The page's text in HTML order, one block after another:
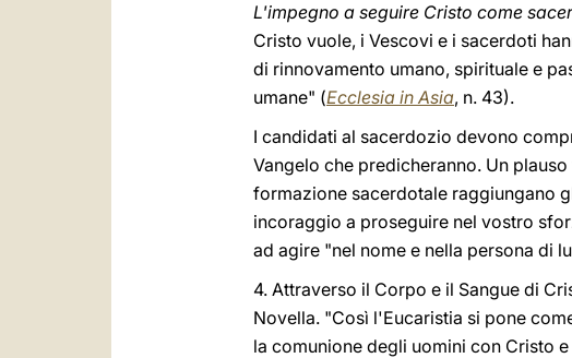
L'impegno a seguire Cristo come
Cristo vuole, i Vescovi e i sacerdoti
di rinnovamento umano, spirituale e
umane" (Ecclesia in Asia, n. 43).
I candidati al sacerdozio devono
Vangelo che predicheranno. Un
formazione sacerdotale raggiungano
incoraggio a proseguire nel vostro
ad agire "nel nome e nella persona di
4. Attraverso il Corpo e il Sangue di
Novella. "Così l'Eucaristia si pone
la comunione degli uomini con Cristo